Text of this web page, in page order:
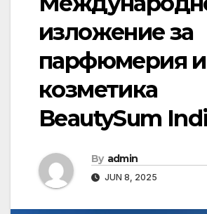
изложение за
парфюмерия и
козметика
BeautySum
By admin
JUN 8, 2025